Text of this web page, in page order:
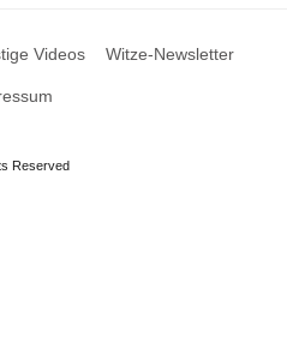
Videos Witze-Newsletter
Reserved